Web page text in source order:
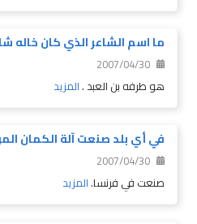
ما اسم الشاعر الذي كان خاله
2007/04/30
هو طرفه بن العبد .المزيد
في أي بلد صنعت آلة الكمان
2007/04/30
صنعت في فرنسا.المزيد